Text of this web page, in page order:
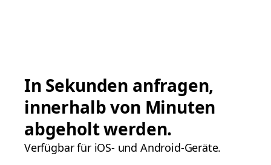
In Sekunden anfragen,
innerhalb von Minuten
abgeholt werden.
Verfügbar für iOS- und Android-Geräte.